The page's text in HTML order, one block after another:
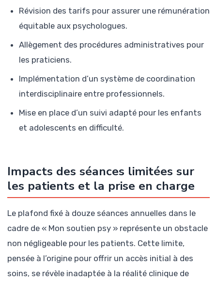
Révision des tarifs pour assurer une rémunération
équitable aux psychologues.
Allègement des procédures administratives pour
les praticiens.
Implémentation d’un système de coordination
interdisciplinaire entre professionnels.
Mise en place d’un suivi adapté pour les enfants
et adolescents en difficulté.
Impacts des séances limitées sur
les patients et la prise en charge
Le plafond fixé à douze séances annuelles dans le
cadre de « Mon soutien psy » représente un obstacle
non négligeable pour les patients. Cette limite,
pensée à l’origine pour offrir un accès initial à des
soins, se révèle inadaptée à la réalité clinique de